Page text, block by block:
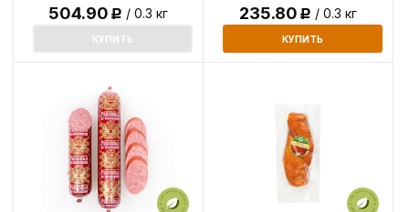
504.90Р / 0.3 кг
КУПИТЬ
235.80Р / 0.3 кг
КУПИТЬ